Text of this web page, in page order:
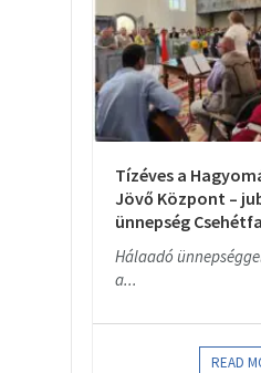
Tízéves a
Jövő Központ –
ünnepség
Hálaadó
a...
READ